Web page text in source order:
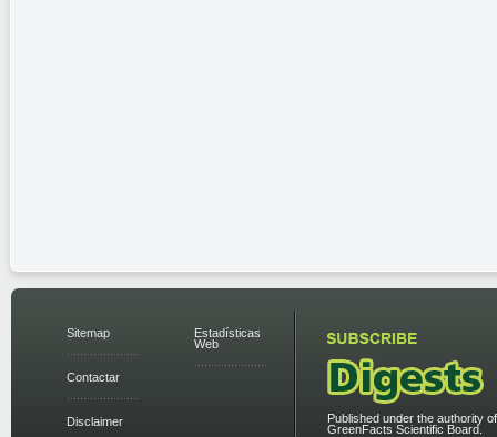
Sitemap
Contactar
Disclaimer
Estadísticas
Web
Published under the authority
GreenFacts Scientific Board.